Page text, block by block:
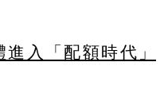
入「配額時代」